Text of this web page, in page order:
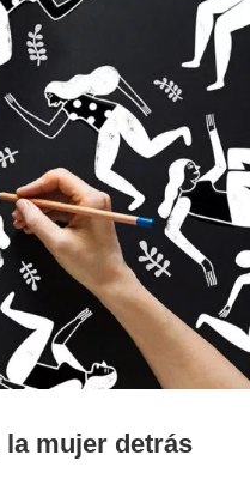
mujer detrás